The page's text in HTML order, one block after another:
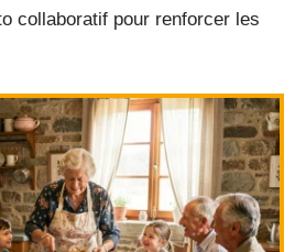
collaboratif pour renforcer les